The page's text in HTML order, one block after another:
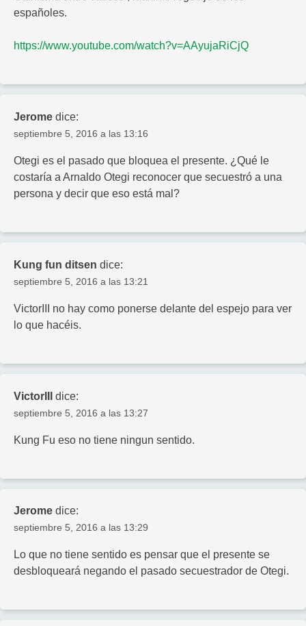
españoles.
https://www.youtube.com/watch?v=AAyujaRiCjQ
Jerome dice:
septiembre 5, 2016 a las 13:16
Otegi es el pasado que bloquea el presente. ¿Qué le
costaría a Arnaldo Otegi reconocer que secuestró a una
persona y decir que eso está mal?
Kung fun ditsen dice:
septiembre 5, 2016 a las 13:21
VictorIII no hay como ponerse delante del espejo para ver
lo que hacéis.
VictorIII dice:
septiembre 5, 2016 a las 13:27
Kung Fu eso no tiene ningun sentido.
Jerome dice:
septiembre 5, 2016 a las 13:29
Lo que no tiene sentido es pensar que el presente se
desbloqueará negando el pasado secuestrador de Otegi.